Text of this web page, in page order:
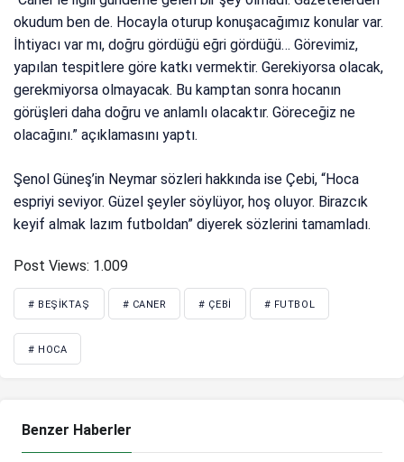
okudum ben de. Hocayla oturup konuşacağımız konular var.
İhtiyacı var mı, doğru gördüğü eğri gördüğü… Görevimiz,
yapılan tespitlere göre katkı vermektir. Gerekiyorsa olacak,
gerekmiyorsa olmayacak. Bu kamptan sonra hocanın
görüşleri daha doğru ve anlamlı olacaktır. Göreceğiz ne
olacağını.” açıklamasını yaptı.
Şenol Güneş’in Neymar sözleri hakkında ise Çebi, “Hoca
espriyi seviyor. Güzel şeyler söylüyor, hoş oluyor. Birazcık
keyif almak lazım futboldan” diyerek sözlerini tamamladı.
Post Views: 1.009
# BEŞIKTAŞ # CANER # ÇEBI # FUTBOL
# HOCA
Benzer Haberler